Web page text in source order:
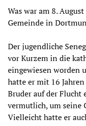
Was war am 8.
Gemeinde in
Der jugendliche
vor Kurzem in die
eingewiesen worden
hatte er mit 16
Bruder auf der Flucht
vermutlich, um seine
Vielleicht hatte er